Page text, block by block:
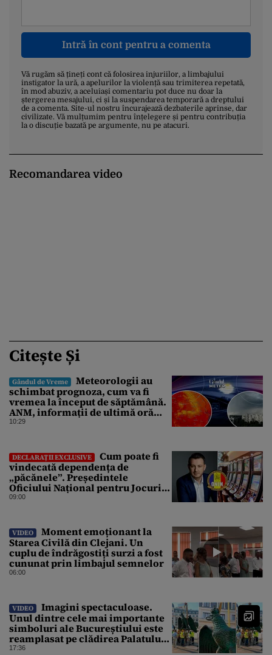
Intră în cont pentru a comenta
Vă rugăm să țineți cont că folosirea injuriilor, a limbajului
instigator la ură, a apelurilor la violență sau trimiterea repetată,
în mod abuziv, a aceluiași comentariu pot duce nu doar la
ștergerea mesajului, ci și la suspendarea temporară a dreptului
de a comenta. Site-ul nostru încurajează dezbaterile aprinse, dar
civilizate. Vă mulțumim pentru înțelegere și pentru contribuția
la o discuție bazată pe argumente, nu pe atacuri.
Recomandarea video
Citește Și
Gândul de Vreme
Meteorologii au
schimbat prognoza, cum va fi
vremea la început de săptămână.
ANM, informații de ultimă oră
pentru Gândul
10:29
DECLARAȚII EXCLUSIVE
Cum poate fi
vindecată dependența de
„păcănele”. Președintele
Oficiului Național pentru Jocuri
de Noroc propune o ordonanță de
unică
09:00
VIDEO
Moment emoționant la
Starea Civilă din Clejani. Un
cuplu de îndrăgostiți surzi a fost
cununat prin limbajul semnelor
06:00
VIDEO
Imagini spectaculoase.
Unul dintre cele mai importante
simboluri ale Bucureștiului este
reamplasat pe clădirea Palatului
Universității
17:36